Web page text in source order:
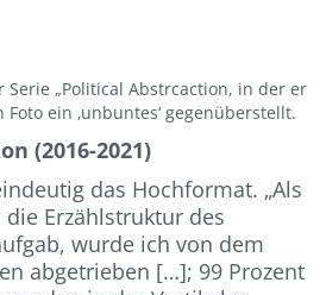
Serie „Political Abstrcaction, in der er
ein ‚unbuntes‘ gegenüberstellt.
(2016-2021)
das Hochformat. „Als
Erzählstruktur des
wurde ich von dem
abgetrieben […]; 99 Prozent